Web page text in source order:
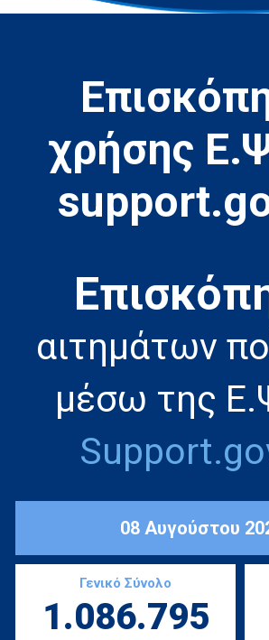
χρήσης
αιτημάτων
μέσω της
08 Αυγούστου
Γενικό Σύνολο
1.086.795